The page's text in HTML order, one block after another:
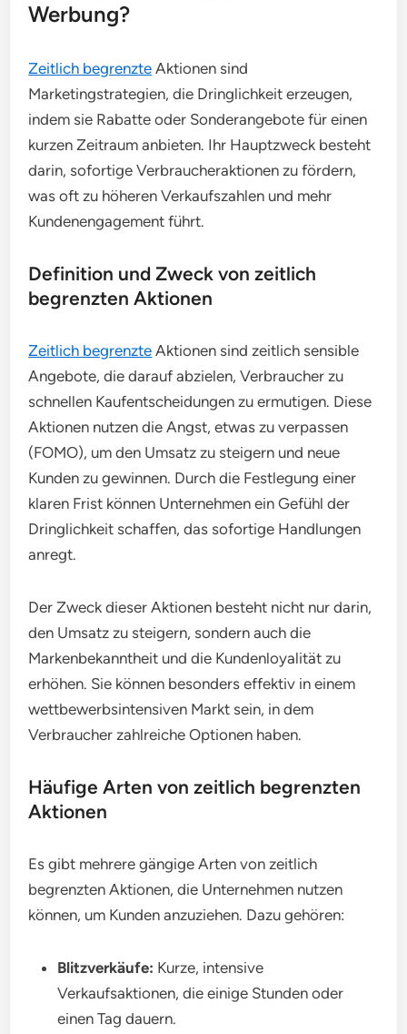
Werbung?
Zeitlich begrenzte Aktionen sind
Marketingstrategien, die Dringlichkeit erzeugen,
indem sie Rabatte oder Sonderangebote für einen
kurzen Zeitraum anbieten. Ihr Hauptzweck besteht
darin, sofortige Verbraucheraktionen zu fördern,
was oft zu höheren Verkaufszahlen und mehr
Kundenengagement führt.
Definition und Zweck von zeitlich
begrenzten Aktionen
Zeitlich begrenzte Aktionen sind zeitlich sensible
Angebote, die darauf abzielen, Verbraucher zu
schnellen Kaufentscheidungen zu ermutigen. Diese
Aktionen nutzen die Angst, etwas zu verpassen
(FOMO), um den Umsatz zu steigern und neue
Kunden zu gewinnen. Durch die Festlegung einer
klaren Frist können Unternehmen ein Gefühl der
Dringlichkeit schaffen, das sofortige Handlungen
anregt.
Der Zweck dieser Aktionen besteht nicht nur darin,
den Umsatz zu steigern, sondern auch die
Markenbekanntheit und die Kundenloyalität zu
erhöhen. Sie können besonders effektiv in einem
wettbewerbsintensiven Markt sein, in dem
Verbraucher zahlreiche Optionen haben.
Häufige Arten von zeitlich begrenzten
Aktionen
Es gibt mehrere gängige Arten von zeitlich
begrenzten Aktionen, die Unternehmen nutzen
können, um Kunden anzuziehen. Dazu gehören:
Blitzverkäufe: Kurze, intensive
Verkaufsaktionen, die einige Stunden oder
einen Tag dauern.